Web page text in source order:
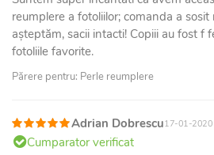
reumplere a fotoliilor; comanda a
așteptăm, sacii intacti! Copiii au fost f
fotoliile favorite.
Părere pentru: Perle reumplere
Adrian Dobrescu17-01-2020
Cumparator verificat